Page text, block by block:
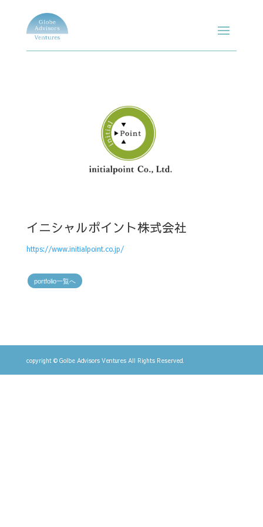
イニシャルポイント株式会社
https://www.initialpoint.co.jp/
portfolio一覧へ
copyright © Golbe Advisors Ventures All Rights Reserved.